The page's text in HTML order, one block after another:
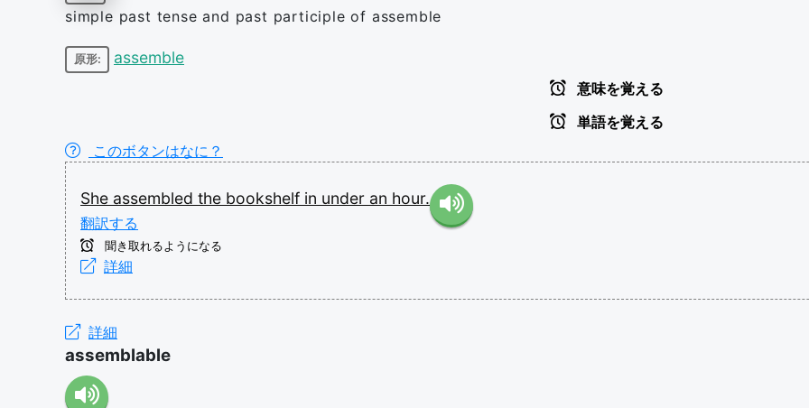
simple past tense and past participle of assemble
原形: assemble
意味を覚える
単語を覚える
このボタンはなに？
She assembled the bookshelf in under an hour.
翻訳する
聞き取れるようになる
詳細
詳細
assemblable